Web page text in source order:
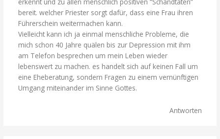
bereit. welcher Priester sorgt dafür, dass eine Frau ihren
Führerschein weitermachen kann.
Vielleicht kann ich ja einmal menschliche Probleme, die
mich schon 40 Jahre quälen bis zur Depression mit ihm
am Telefon besprechen um mein Leben wieder
lebenswert zu machen. es handelt sich auf keinen Fall um
eine Eheberatung, sondern Fragen zu einem vernünftigen
Umgang miteinander im Sinne Gottes.
Antworten